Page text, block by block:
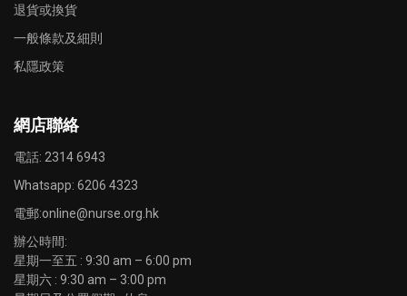
退貨或換貨
一般條款及細則
私隱政策
網店聯絡
電話: 2314 6943
Whatsapp: 6206 4323
電郵:online@nurse.org.hk
辦公時間:
星期一至五 : 9:30 am – 6:00 pm
星期六 : 9:30 am – 3:00 pm